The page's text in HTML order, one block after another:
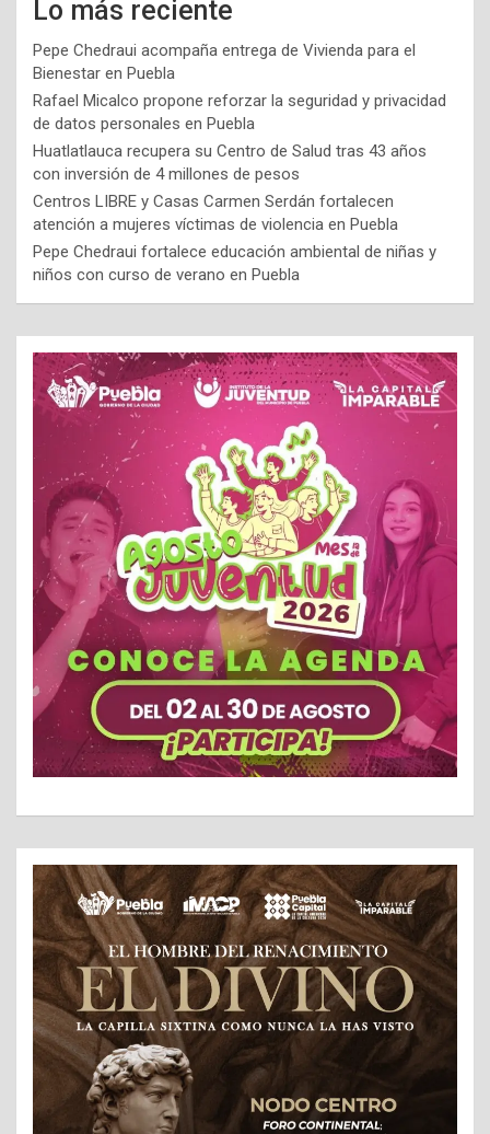
Lo más reciente
Pepe Chedraui acompaña entrega de Vivienda para el
Bienestar en Puebla
Rafael Micalco propone reforzar la seguridad y privacidad
de datos personales en Puebla
Huatlatlauca recupera su Centro de Salud tras 43 años
con inversión de 4 millones de pesos
Centros LIBRE y Casas Carmen Serdán fortalecen
atención a mujeres víctimas de violencia en Puebla
Pepe Chedraui fortalece educación ambiental de niñas y
niños con curso de verano en Puebla